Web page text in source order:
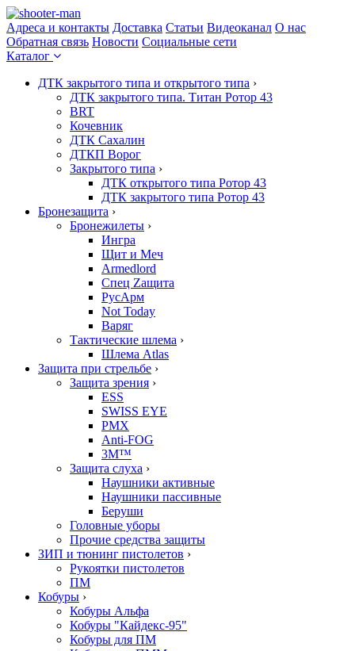
Адреса и контакты Доставка Статьи Видеоканал О нас
Обратная связь Новости Социальные сети
Каталог
ДТК закрытого типа и открытого типа ›
ДТК закрытого типа. Титан Ротор 43
BRT
Кочевник
ДТК Сахалин
ДТКП Ворог
Закрытого типа ›
ДТК открытого типа Ротор 43
ДТК закрытого типа Ротор 43
Бронезащита ›
Бронежилеты ›
Ингра
Щит и Меч
Armedlord
Спец Zащита
РусАрм
Not Today
Варяг
Тактические шлема ›
Шлема Atlas
Защита при стрельбе ›
Защита зрения ›
ESS
SWISS EYE
PMX
Anti-FOG
3M™
Защита слуха ›
Наушники активные
Наушники пассивные
Беруши
Головные уборы
Прочие средства защиты
ЗИП и тюнинг пистолетов ›
Рукоятки пистолетов
ПМ
Кобуры ›
Кобуры Альфа
Кобуры "Кайдекс-95"
Кобуры для ПМ